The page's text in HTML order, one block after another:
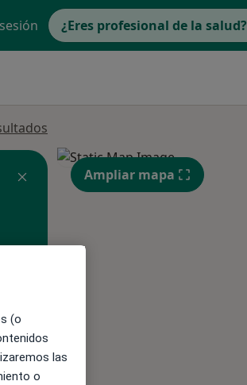
¿Eres profesional de la salud?
Ampliar mapa
(o
las
o